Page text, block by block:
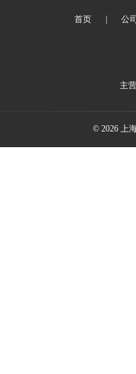
首页 公
主
© 2026 上